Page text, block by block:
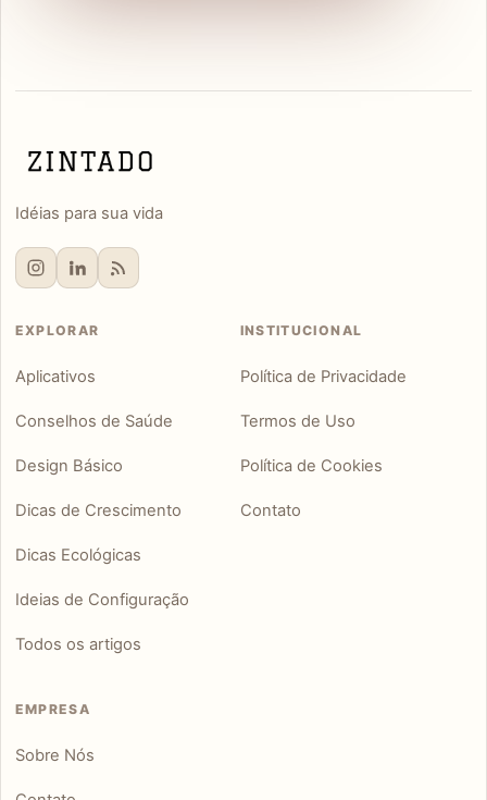
Idéias para sua vida
EXPLORAR
Aplicativos
Conselhos de Saúde
Design Básico
Dicas de Crescimento
Dicas Ecológicas
Ideias de Configuração
Todos os artigos
INSTITUCIONAL
Política de Privacidade
Termos de Uso
Política de Cookies
Contato
EMPRESA
Sobre Nós